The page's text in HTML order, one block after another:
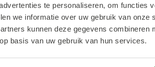
te personaliseren, om functies
we informatie over uw gebruik van onze
kunnen deze gegevens combineren
basis van uw gebruik van hun services.
echte Rotterdammer met hart
van de Lijnbaan vertellen.
beschikbaar van 10:00